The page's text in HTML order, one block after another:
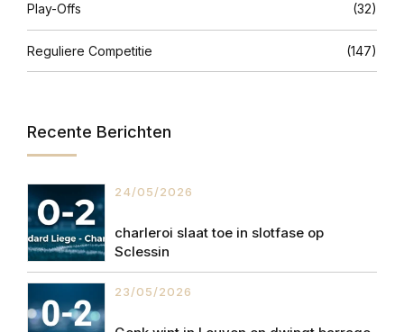
Play-Offs (32)
Reguliere Competitie (147)
Recente Berichten
24/05/2026
charleroi slaat toe in slotfase op
Sclessin
23/05/2026